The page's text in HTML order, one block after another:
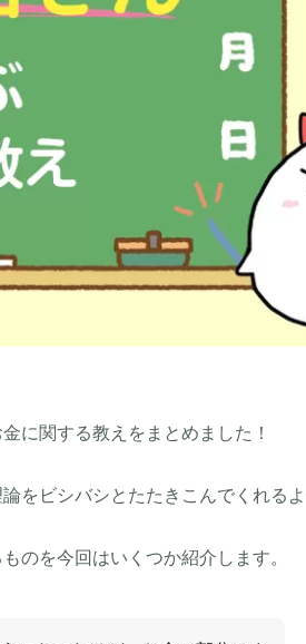
に関する教えをまとめました！
をビシバシとたたきこんでくれるよ
のを今回はいくつか紹介します。